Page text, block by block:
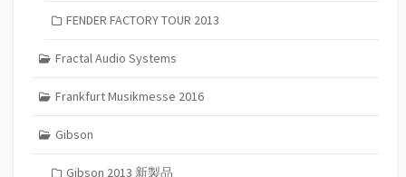
FENDER FACTORY TOUR 2013
Fractal Audio Systems
Frankfurt Musikmesse 2016
Gibson
Gibson 2013 新製品